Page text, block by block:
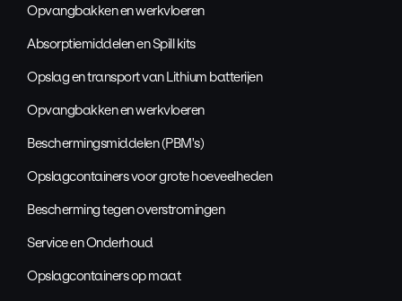
Opvangbakken en werkvloeren
Absorptiemiddelen en Spill kits
Opslag en transport van Lithium batterijen
Opvangbakken en werkvloeren
Beschermingsmiddelen (PBM's)
Opslagcontainers voor grote hoeveelheden
Bescherming tegen overstromingen
Service en Onderhoud
Opslagcontainers op maat